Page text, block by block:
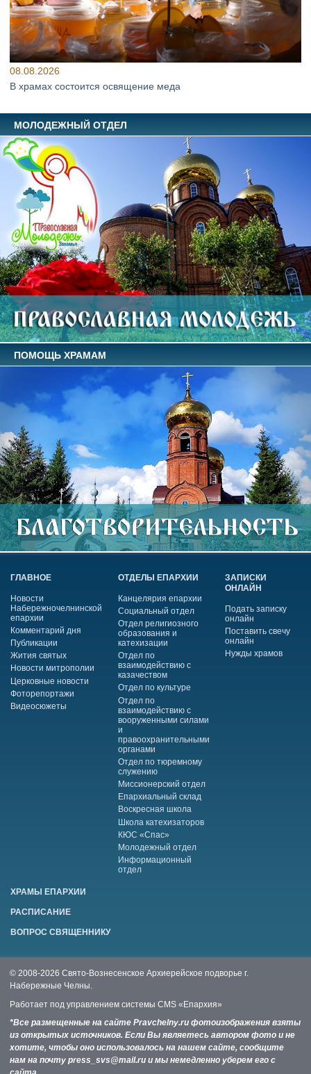
08.08.2026
В храмах состоится освящение меда
МОЛОДЕЖНЫЙ ОТДЕЛ
ПОМОЩЬ ХРАМАМ
ГЛАВНОЕ
Новости
Набережночелнинской
епархии
Комментарий дня
Публикации
Жития святых
Новости митрополии
Церковные новости
Фоторепортажи
Видеосюжеты
ОТДЕЛЫ ЕПАРХИИ
Канцелярия епархии
Социальный отдел
Отдел религиозного
образования и
катехизации
Отдел по
взаимодействию с
казачеством
Отдел по культуре
Отдел по
взаимодействию с
вооруженными силами
и
правоохранительными
органами
Отдел по тюремному
служению
Миссионерский отдел
Епархиальный склад
Воскресная школа
Школа катехизаторов
КЮС «Спас»
Молодежный отдел
Информационный
отдел
ЗАПИСКИ
ОНЛАЙН
Подать записку
онлайн
Поставить свечу
онлайн
Нужды храмов
ХРАМЫ ЕПАРХИИ
РАСПИСАНИЕ
ВОПРОС СВЯЩЕННИКУ
© 2008-2026 Свято-Вознесенское Архиерейское подворье г.
Набережные Челны.
Работает под управлением системы CMS «Епархия»
*Все размещенные на сайте Pravchelny.ru фотоизображения взяты
из открытых источников. Если Вы являетесь автором фото и не
хотите, чтобы оно использовалось на нашем сайте, сообщите
нам на почту press_svs@mail.ru и мы немедленно уберем его с